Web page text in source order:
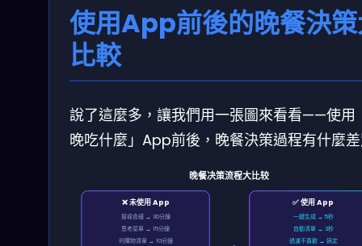
使用App前後的晚餐決
比較
說了這麼多，讓我們用一張圖來看看——使用
晚吃什麼」App前後，晚餐決策過程有什麼
晚餐决策流程大比较
❌ 未使用 App
搜尋食譜 → 30分鐘
思考菜單 → 15分鐘
列購物清單 → 10分鐘
✅ 使用 App
一鍵生成 → 5秒
自動清單 → 3秒
過濾不喜歡 → 搞定